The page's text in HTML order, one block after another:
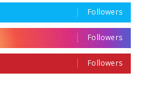
Followers
Followers
Followers